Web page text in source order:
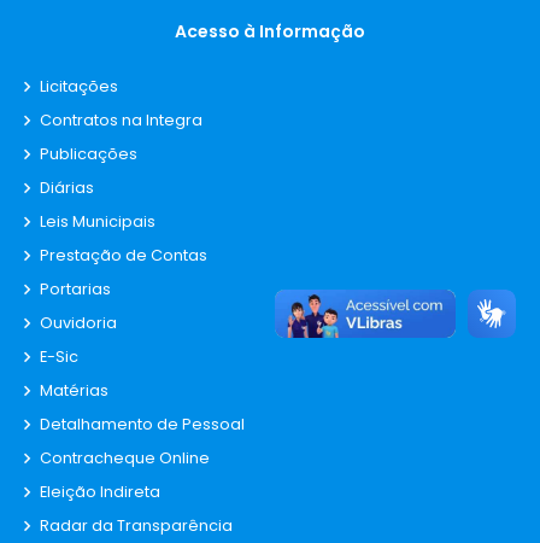
Acesso à Informação
Licitações
Contratos na Integra
Publicações
Diárias
Leis Municipais
Prestação de Contas
Portarias
Ouvidoria
E-Sic
Matérias
Detalhamento de Pessoal
Contracheque Online
Eleição Indireta
Radar da Transparência